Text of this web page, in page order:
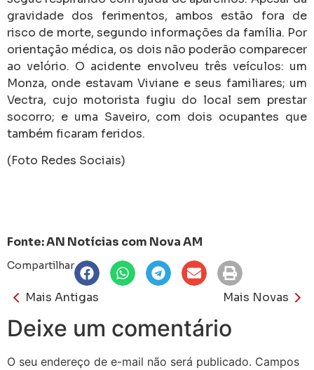
gravidade dos ferimentos, ambos estão fora de
risco de morte, segundo informações da família. Por
orientação médica, os dois não poderão comparecer
ao velório. O acidente envolveu três veículos: um
Monza, onde estavam Viviane e seus familiares; um
Vectra, cujo motorista fugiu do local sem prestar
socorro; e uma Saveiro, com dois ocupantes que
também ficaram feridos.
(Foto Redes Sociais)
Fonte: AN Notícias com Nova AM
Compartilhar
Mais Antigas Mais Novas
Deixe um comentário
O seu endereço de e-mail não será publicado. Campos